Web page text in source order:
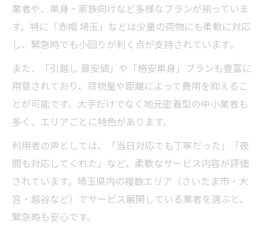
業者や、単身・家族向けなど多様なプランが揃っていま
す。特に「赤帽 埼玉」などは少量の荷物にも柔軟に対応
し、緊急時でも小回りが利く点が支持されています。
また、「引越し 最安値」や「格安単身」プランも豊富に
用意されており、荷物量や距離によって費用を抑えるこ
とが可能です。大手だけでなく地元密着型の中小業者も
多く、エリアごとに特色があります。
利用者の声としては、「当日対応でも丁寧だった」「夜
間も対応してくれた」など、柔軟なサービス内容が評価
されています。埼玉県内の複数エリア（さいたま市・大
宮・越谷など）でサービス展開している業者を選ぶと、
緊急時も安心です。